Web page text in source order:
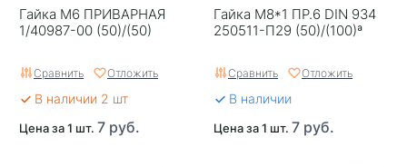
Гайка М6 ПРИВАРНАЯ
1/40987-00 (50)/(50)
Сравнить Отложить
В наличии 2 шт
Цена за 1 шт. 7 руб.
Гайка М8*1 ПР.6 DIN 934
250511-П29 (50)/(100)ª
Сравнить Отложить
В наличии
Цена за 1 шт. 7 руб.